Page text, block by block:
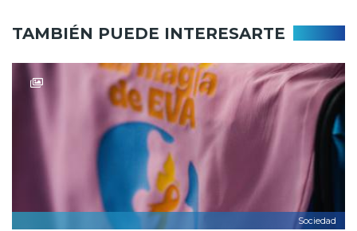
TAMBIÉN PUEDE INTERESARTE
Sociedad